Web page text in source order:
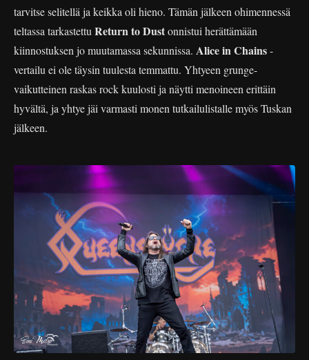
tarvitse selitellä ja keikka oli hieno. Tämän jälkeen ohimennessä
teltassa tarkastettu Return to Dustonnistui herättämään
kiinnostuksen jo muutamassa sekunnissa. Alice in Chains-
vertailu ei ole täysin tuulesta temmattu. Yhtyeen grunge-
vaikutteinen raskas rock kuulosti ja näytti menoineen erittäin
hyvältä, ja yhtye jäi varmasti monen tutkailulistalle myös Tuskan
jälkeen.